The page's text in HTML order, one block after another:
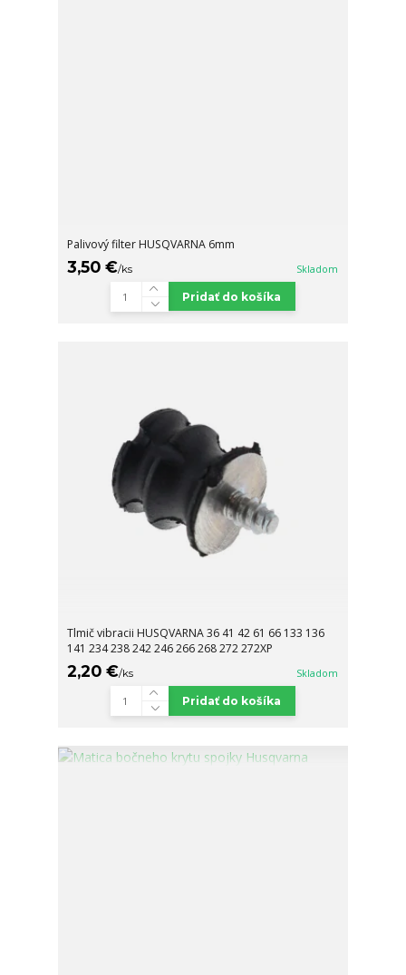
Palivový filter HUSQVARNA 6mm
3,50 €/ks Skladom
Pridať do košíka
Tlmič vibracii HUSQVARNA 36 41 42 61 66 133 136
141 234 238 242 246 266 268 272 272XP
2,20 €/ks Skladom
Pridať do košíka